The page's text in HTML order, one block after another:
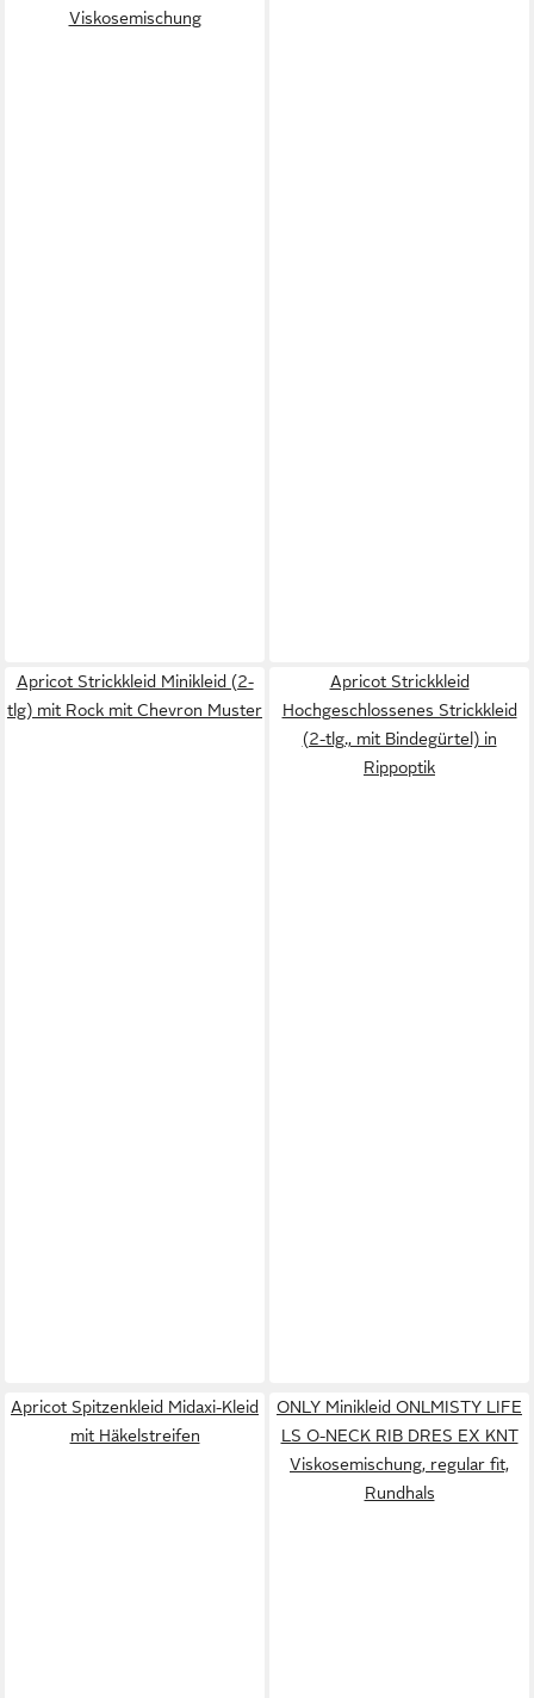
Viskosemischung
Apricot Strickkleid Minikleid (2-
tlg) mit Rock mit Chevron Muster
Apricot Strickkleid
Hochgeschlossenes Strickkleid
(2-tlg., mit Bindegürtel) in
Rippoptik
Apricot Spitzenkleid Midaxi-Kleid
mit Häkelstreifen
ONLY Minikleid ONLMISTY LIFE
LS O-NECK RIB DRES EX KNT
Viskosemischung, regular fit,
Rundhals